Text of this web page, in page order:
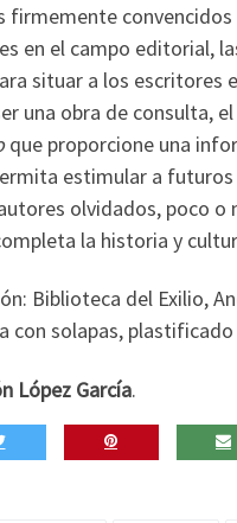
firmemente
en el campo editorial,
situar a los escritores
una obra de consulta,
que proporcione una
estimular a
olvidados, poco
la historia y
Biblioteca del Exilio,
con solapas,
López García.